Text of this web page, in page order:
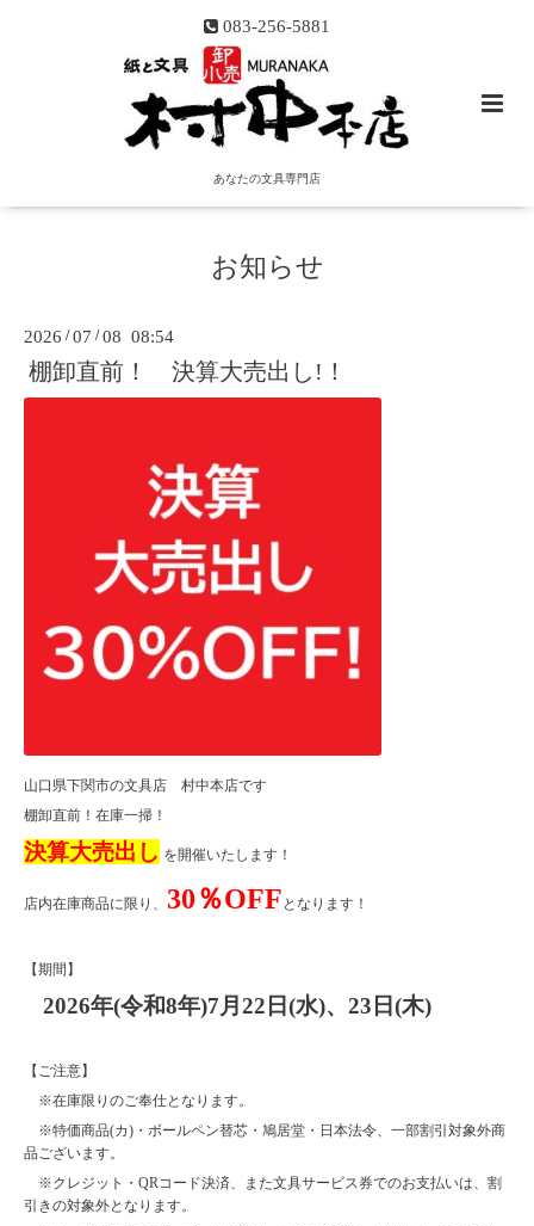
083-256-5881
あなたの文具専門店
お知らせ
2026 /07 /08 08:54
棚卸直前！ 決算大売出し!！
山口県下関市の文具店 村中本店です
棚卸直前！在庫一掃！
決算大売出し を開催いたします！
店内在庫商品に限り、 30％OFF となります！
【期間】
2026年(令和8年)7月22日(水)、23日(木)
【ご注意】
※在庫限りのご奉仕となります。
※特価商品(カ)・ボールペン替芯・鳩居堂・日本法令、一部割引対象外商
品ございます。
※クレジット・QRコード決済、また文具サービス券でのお支払いは、割
引きの対象外となります。